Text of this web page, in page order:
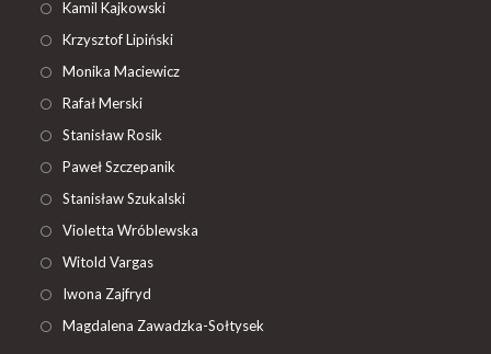
Kamil Kajkowski
Krzysztof Lipiński
Monika Maciewicz
Rafał Merski
Stanisław Rosik
Paweł Szczepanik
Stanisław Szukalski
Violetta Wróblewska
Witold Vargas
Iwona Zajfryd
Magdalena Zawadzka-Sołtysek